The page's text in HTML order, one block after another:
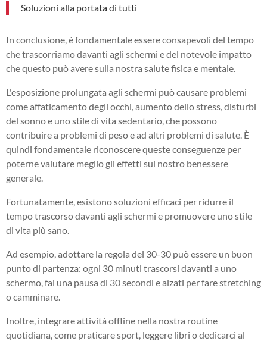
Soluzioni alla portata di tutti
In conclusione, è fondamentale essere consapevoli del tempo
che trascorriamo davanti agli schermi e del notevole impatto
che questo può avere sulla nostra salute fisica e mentale.
L'esposizione prolungata agli schermi può causare problemi
come affaticamento degli occhi, aumento dello stress, disturbi
del sonno e uno stile di vita sedentario, che possono
contribuire a problemi di peso e ad altri problemi di salute. È
quindi fondamentale riconoscere queste conseguenze per
poterne valutare meglio gli effetti sul nostro benessere
generale.
Fortunatamente, esistono soluzioni efficaci per ridurre il
tempo trascorso davanti agli schermi e promuovere uno stile
di vita più sano.
Ad esempio, adottare la regola del 30-30 può essere un buon
punto di partenza: ogni 30 minuti trascorsi davanti a uno
schermo, fai una pausa di 30 secondi e alzati per fare stretching
o camminare.
Inoltre, integrare attività offline nella nostra routine
quotidiana, come praticare sport, leggere libri o dedicarci al